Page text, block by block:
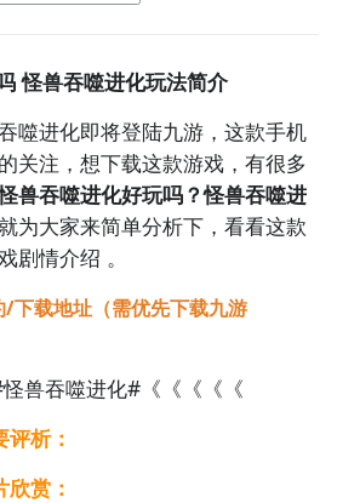
可以完成进化，进化成怪物在城
常刺激 。这款独特的吞噬类游戏
，一流的光影特效和建模技术让游
题材吞噬手游的朋友安装本作
化#《《《《《
怪兽吞噬进化玩法简介
噬进化即将登陆九游，这款手机
关注，想下载这款游戏，有很多
兽吞噬进化好玩吗？怪兽吞噬进
为大家来简单分析下，看看这款
剧情介绍 。
下载地址（需优先下载九游
兽吞噬进化#《《《《《
析：
赏：